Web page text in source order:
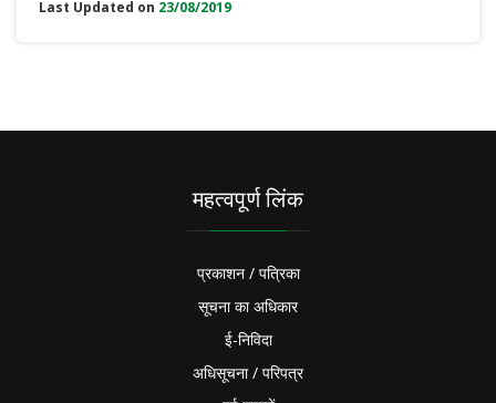
Last Updated on 23/08/2019
महत्वपूर्ण लिंक
प्रकाशन / पत्रिका
सूचना का अधिकार
ई-निविदा
अधिसूचना / परिपत्र